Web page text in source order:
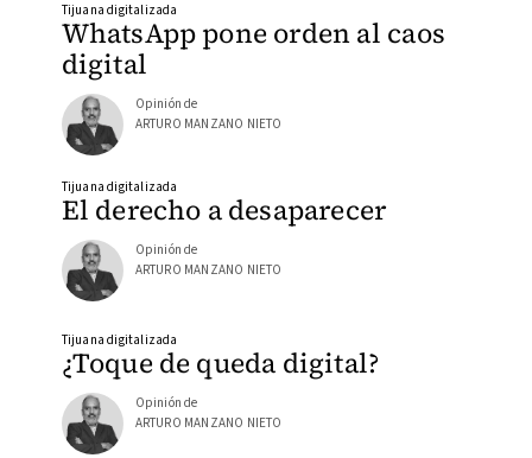
WhatsApp pone orden al caos
digital
Tijuana digitalizada
Opinión de
ARTURO MANZANO NIETO
El derecho a desaparecer
Tijuana digitalizada
Opinión de
ARTURO MANZANO NIETO
¿Toque de queda digital?
Tijuana digitalizada
Opinión de
ARTURO MANZANO NIETO